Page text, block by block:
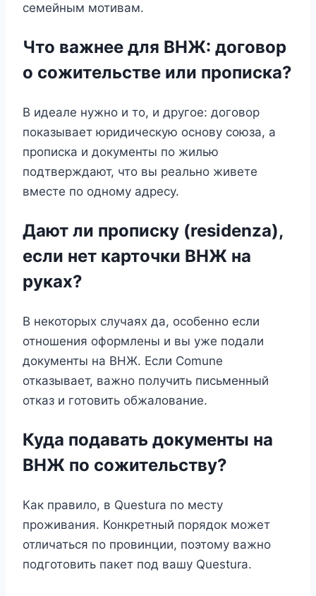
семейным мотивам.
Что важнее для ВНЖ: договор
о сожительстве или прописка?
В идеале нужно и то, и другое: договор
показывает юридическую основу союза, а
прописка и документы по жилью
подтверждают, что вы реально живете
вместе по одному адресу.
Дают ли прописку (residenza),
если нет карточки ВНЖ на
руках?
В некоторых случаях да, особенно если
отношения оформлены и вы уже подали
документы на ВНЖ. Если Comune
отказывает, важно получить письменный
отказ и готовить обжалование.
Куда подавать документы на
ВНЖ по сожительству?
Как правило, в Questura по месту
проживания. Конкретный порядок может
отличаться по провинции, поэтому важно
подготовить пакет под вашу Questura.